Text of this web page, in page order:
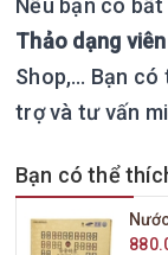
Nếu bạn có
Thảo dạng viên
Shop,… Bạn có
trợ và tư vấn
Bạn có thể